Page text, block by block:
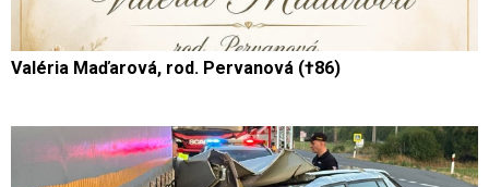
Valéria Maďarová, rod. Pervanová (†86)